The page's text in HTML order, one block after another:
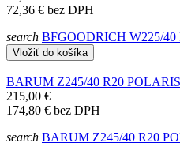
72,36 € bez DPH
search BFGOODRICH W225/40
Vložiť do košíka
BARUM Z245/40 R20
215,00 €
174,80 € bez DPH
search BARUM Z245/40 R20